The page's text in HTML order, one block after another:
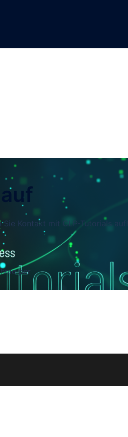
Kontakt mit CLP-Tutorials auf!
per